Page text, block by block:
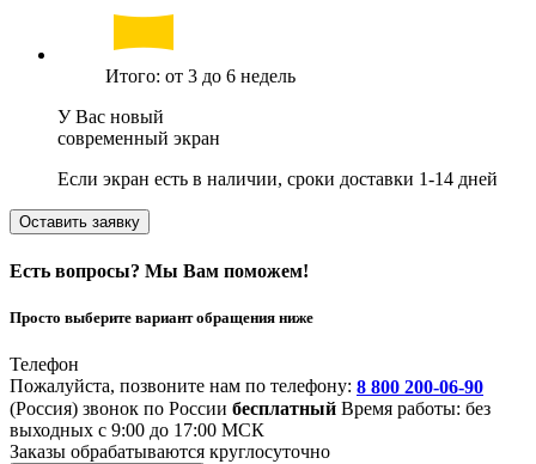
Итого: от 3 до 6 недель
У Вас новый
современный экран
Если экран есть в наличии, сроки доставки 1-14 дней
Оставить заявку
Есть вопросы? Мы Вам поможем!
Просто выберите вариант обращения ниже
Телефон
Пожалуйста, позвоните нам по телефону: 8 800 200-06-90
(Россия) звонок по России бесплатный Время работы: без
выходных с 9:00 до 17:00 МСК
Заказы обрабатываются круглосуточно